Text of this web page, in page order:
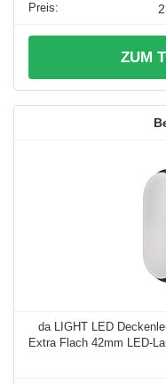
ZUM
da LIGHT LED
Extra Flach 42mm LED-